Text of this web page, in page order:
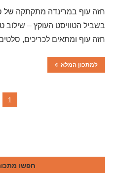
חזה עוף במרינדה מתקתקה של
בשביל הטוויסט העוקץ –
חזה עוף ומתאים לכריכים,
למתכון המלא
1
חפשו